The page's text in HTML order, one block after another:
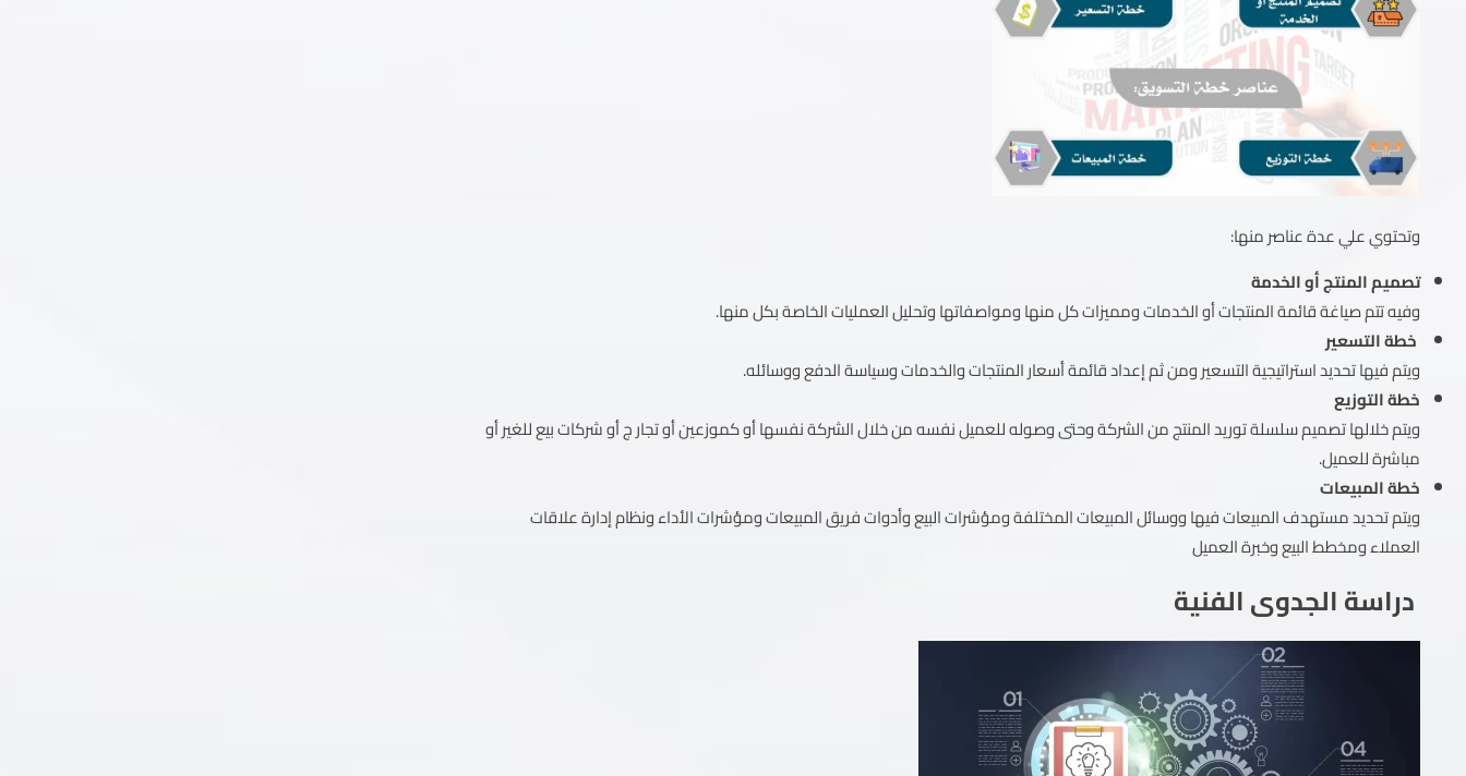
وتحتوي علي عدة عناصر منها:
تصميم المنتج أو الخدمة
وفيه تتم صياغة قائمة المنتجات أو الخدمات ومميزات كل منها ومواصفاتها وتحليل العمليات الخاصة بكل منها.
خطة التسعير
ويتم فيها تحديد استراتيجية التسعير ومن ثم إعداد قائمة أسعار المنتجات والخدمات وسياسة الدفع ووسائله.
خطة التوزيع
ويتم خلالها تصميم سلسلة توريد المنتج من الشركة وحتى وصوله للعميل نفسه من خلال الشركة نفسها أو كموزعين أو تجار ج أو شركات بيع للغير أو
مباشرة للعميل.
خطة المبيعات
ويتم تحديد مستهدف المبيعات فيها ووسائل المبيعات المختلفة ومؤشرات البيع وأدوات فريق المبيعات ومؤشرات الأداء ونظام إدارة علاقات
العملاء ومخطط البيع وخبرة العميل
دراسة الجدوى الفنية